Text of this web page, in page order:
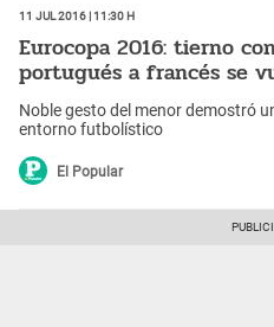
11 Jul 2016 | 11:30 h
Eurocopa 2016: tierno
portugués a francés se
Noble gesto del menor demostró
entorno futbolístico
El Popular